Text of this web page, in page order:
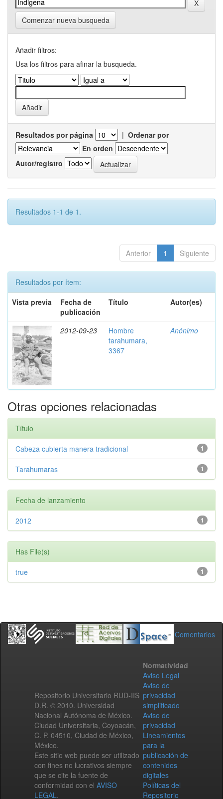
Comenzar nueva busqueda
Añadir filtros:
Usa los filtros para afinar la busqueda.
Resultados por página | Ordenar por
En orden
Autor/registro
Resultados 1-1 de 1.
Anterior 1 Siguiente
Resultados por ítem:
Vista previa
Fecha de
publicación
Título Autor(es)
2012-09-23
Hombre
tarahumara,
3367
Anónimo
Otras opciones relacionadas
Título
1
Cabeza cubierta manera tradicional
1
Tarahumaras
Fecha de lanzamiento
1
2012
Has File(s)
1
true
Comentarios
Repositorio Universitario RUD-IIS
D.R. © 2010. Universidad
Nacional Autónoma de México.
Ciudad Universitaria, Coyoacán,
C. P. 04510, Ciudad de México,
México.
Este sitio web puede ser utilizado
con fines no lucrativos siempre
que se cite la fuente de
conformidad con el AVISO
LEGAL.
Normatividad
Aviso Legal
Aviso de
privacidad
simplificado
Aviso de
privacidad
Lineamientos
para la
publicación de
contenidos
digitales
Políticas del
Repositorio